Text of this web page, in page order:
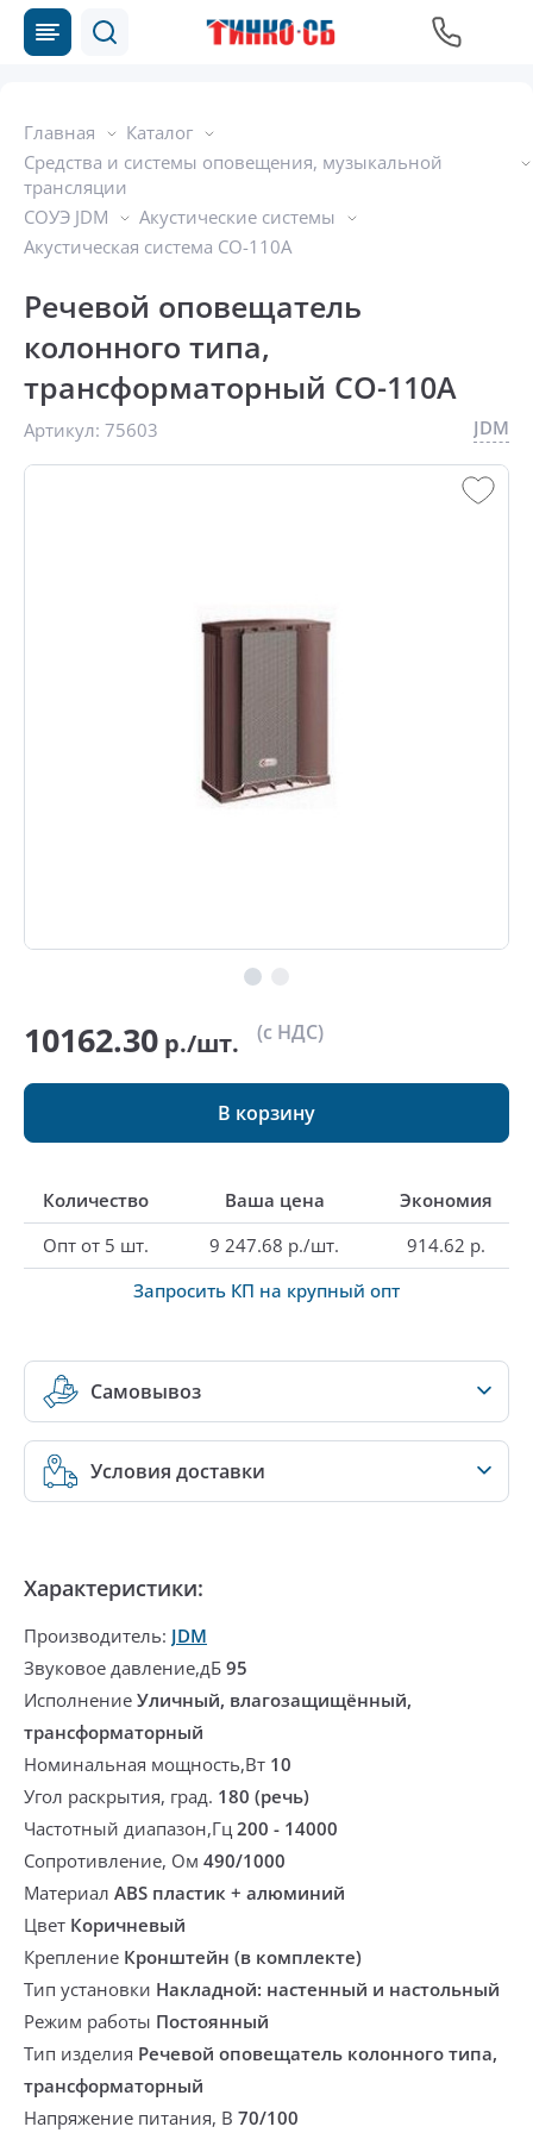
Главная
Каталог
Средства и системы оповещения, музыкальной
трансляции
СОУЭ JDM
Акустические системы
Акустическая система CO-110A
Речевой оповещатель
колонного типа,
трансформаторный CO-110A
Артикул: 75603 JDM
10162.30 р./шт. (с НДС)
В корзину
Количество Ваша цена
Экономия
Опт от 5 шт.
9 247.68 р./шт.
914.62 р.
Запросить КП на крупный опт
Самовывоз
Условия доставки
Характеристики:
Производитель: JDM
Звуковое давление,дБ 95
Исполнение Уличный, влагозащищённый,
трансформаторный
Номинальная мощность,Вт 10
Угол раскрытия, град. 180 (речь)
Частотный диапазон,Гц 200 - 14000
Сопротивление, Ом 490/1000
Материал ABS пластик + алюминий
Цвет Коричневый
Крепление Кронштейн (в комплекте)
Тип установки Накладной: настенный и настольный
Режим работы Постоянный
Тип изделия Речевой оповещатель колонного типа,
трансформаторный
Напряжение питания, В 70/100